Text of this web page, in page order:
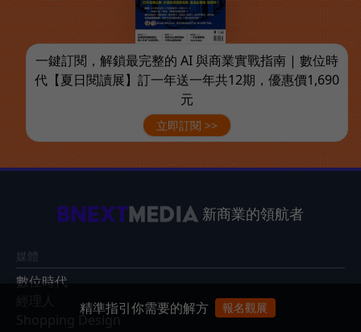
一鍵訂閱，解鎖最完整的 AI 與商業實戰指南 | 數位時
代【夏日閱讀展】訂一年送一年共12期，優惠價1,690
元
立即訂閱 >>
新商業的領航者
媒體
數位時代
Shopping Design
精準指引你需要的解方 報名觀展